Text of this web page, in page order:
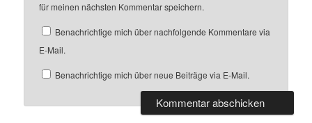
für meinen nächsten Kommentar speichern.
Benachrichtige mich über nachfolgende Kommentare via
E-Mail.
Benachrichtige mich über neue Beiträge via E-Mail.